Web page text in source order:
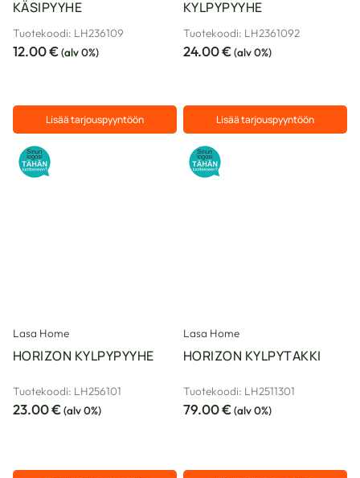
KÄSIPYYHE
Tuotekoodi: LH236109
12.00€(alv 0%)
Lisää tarjouspyyntöön
KYLPYPYYHE
Tuotekoodi: LH2361092
24.00€(alv 0%)
Lisää tarjouspyyntöön
Lasa Home
HORIZON KYLPYPYYHE
Tuotekoodi: LH256101
23.00€(alv 0%)
Lasa Home
HORIZON KYLPYTAKKI
Tuotekoodi: LH2511301
79.00€(alv 0%)